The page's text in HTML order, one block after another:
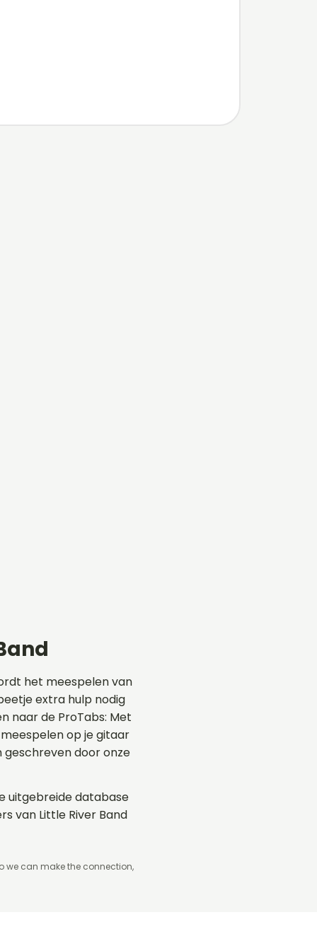
het meespelen van
extra hulp nodig
naar de ProTabs: Met
op je gitaar
geschreven door onze
uitgebreide database
van Little River Band
we can make the connection,